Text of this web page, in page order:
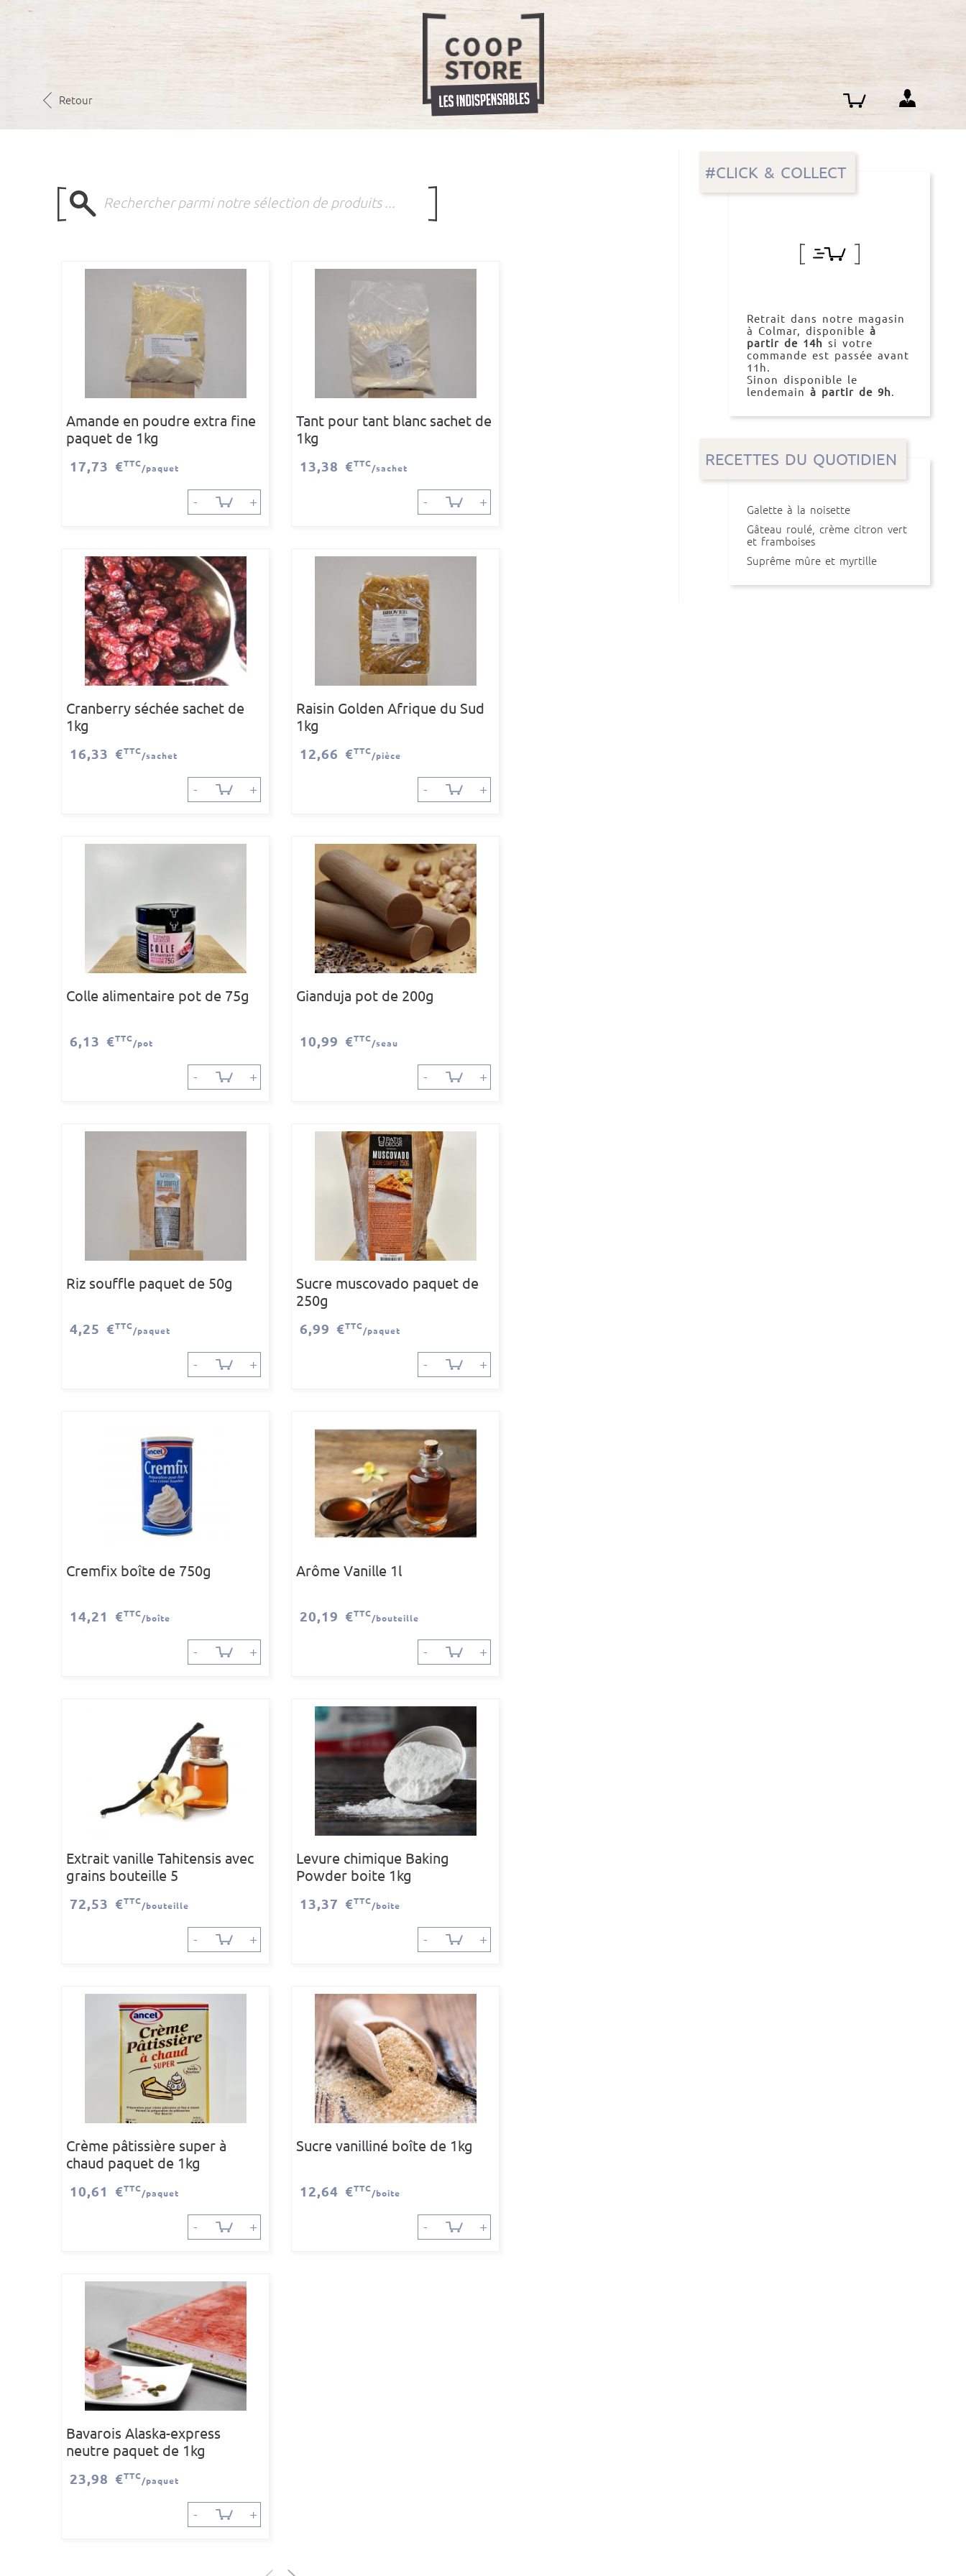
Retour
#CLICK & COLLECT
Retrait dans notre magasin
à Colmar, disponible à
partir de 14h si votre
commande est passée avant
11h.
Sinon disponible le
lendemain à partir de 9h.
RECETTES DU QUOTIDIEN
Galette à la noisette
Gâteau roulé, crème citron vert
et framboises
Suprême mûre et myrtille
Amande en poudre extra fine
paquet de 1kg
17,73 €TTC
/paquet
- +
Tant pour tant blanc sachet de
1kg
13,38 €TTC
/sachet
- +
Cranberry séchée sachet de
1kg
16,33 €TTC
/sachet
- +
Raisin Golden Afrique du Sud
1kg
12,66 €TTC
/pièce
- +
Colle alimentaire pot de 75g
6,13 €TTC
/pot
- +
Gianduja pot de 200g
10,99 €TTC
/seau
- +
Riz souffle paquet de 50g
4,25 €TTC
/paquet
- +
Sucre muscovado paquet de
250g
6,99 €TTC
/paquet
- +
Cremfix boîte de 750g
14,21 €TTC
/boîte
- +
Arôme Vanille 1l
20,19 €TTC
/bouteille
- +
Extrait vanille Tahitensis avec
grains bouteille 5
72,53 €TTC
/bouteille
- +
Levure chimique Baking
Powder boite 1kg
13,37 €TTC
/boite
- +
Crème pâtissière super à
chaud paquet de 1kg
10,61 €TTC
/paquet
- +
Sucre vanilliné boîte de 1kg
12,64 €TTC
/boite
- +
Bavarois Alaska-express
neutre paquet de 1kg
23,98 €TTC
/paquet
- +